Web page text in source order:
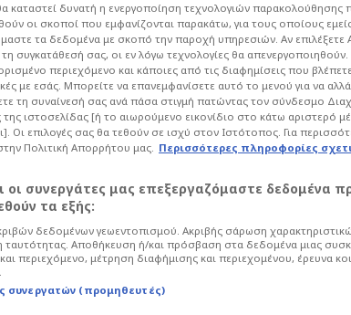
Κλείνει
και όχι στον
επόμενη χρονιά και ο Έλληνας
στο ελληνικό πρωτάθλημα!
καταστεί δυνατή η ενεργοποίηση τεχνολογιών παρακολούθησης
οι σκοποί που εμφανίζονται παρακάτω, για τους οποίους
τα δεδομένα με σκοπό την παροχή υπηρεσιών. Αν
συγκατάθεσή σας, οι εν λόγω τεχνολογίες θα
περιεχόμενο και κάποιες από τις διαφημίσεις που
με εσάς. Μπορείτε να επανεμφανίσετε αυτό το μενού για να
τη συναίνεσή σας ανά πάσα στιγμή πατώντας τον σύνδεσμο
ιστοσελίδας [ή το αιωρούμενο εικονίδιο στο κάτω αριστερό
Οι επιλογές σας θα τεθούν σε ισχύ στον Ιστότοπος. Για
Πολιτική Απορρήτου μας. Περισσότερες πληροφορίες
οι συνεργάτες μας επεξεργαζόμαστε δεδομένα
τα εξής:
δεδομένων γεωεντοπισμού. Ακριβής σάρωση
ταυτότητας. Αποθήκευση ή/και πρόσβαση στα δεδομένα μιας
περιεχόμενο, μέτρηση διαφήμισης και περιεχομένου, έρευνα
συνεργατών (προμηθευτές)